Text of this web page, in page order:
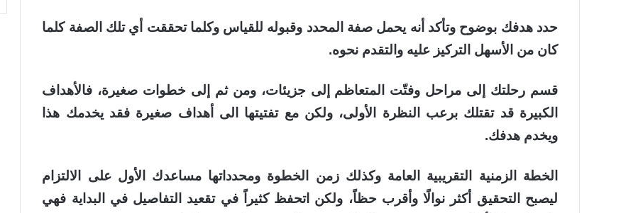
حدد هدفك بوضوح وتأكد أنه يحمل صفة المحدد وقبوله للقياس وكلما تحققت أي تلك الصفة كلما
كان من الأسهل التركيز عليه والتقدم نحوه.
قسم رحلتك إلى مراحل وفتّت المتعاظم إلى جزيئات، ومن ثم إلى خطوات صغيرة، فالأهداف
الكبيرة قدتقتلك برعب النظرة الأولى، ولكن مع تفتيتها الى أهداف صغيرة فقد يخدمك هذا
ويخدم هدفك.
الخطة الزمنية التقريبية العامة وكذلك زمن الخطوة ومحدداتها مساعدك الأول على الالتزام
ليصبح التحقيق أكثر نوالًا وأقرب حظاً، ولكن اتحفظ كثيراً في تقعيد التفاصيل في البداية فهي